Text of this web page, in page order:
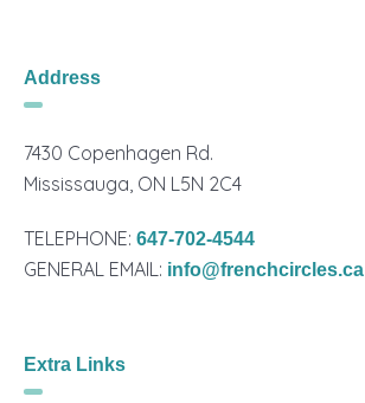
Address
7430 Copenhagen Rd.
Mississauga, ON L5N 2C4
TELEPHONE:647-702-4544
GENERAL EMAIL: info@frenchcircles.ca
Extra Links